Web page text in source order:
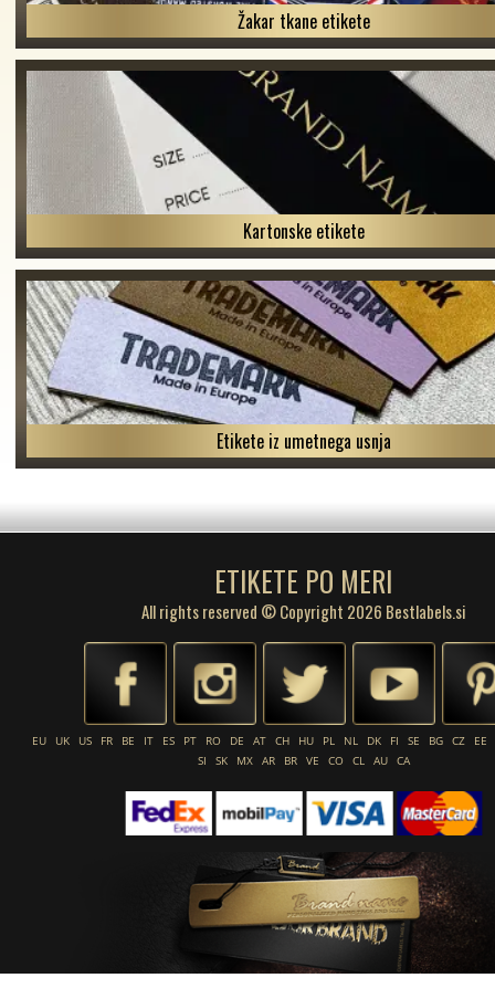
Žakar tkane etikete
Kartonske etikete
Etikete iz umetnega usnja
ETIKETE PO MERI
All rights reserved © Copyright 2026 Bestlabels.si
EU UK US FR BE IT ES PT RO DE AT CH HU PL NL DK FI SE BG CZ
EE
SI
SK MX AR BR VE CO CL AU CA